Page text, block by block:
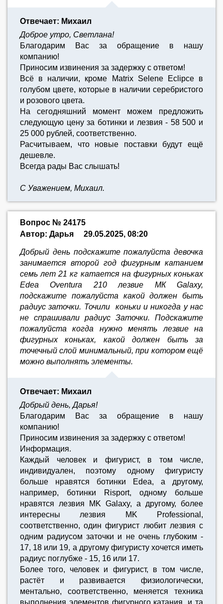
Отвечает: Михаил
Доброе утро, Светлана!
Благодарим Вас за обращение в нашу
компанию!
Приносим извинения за задержку с ответом!
Всё в наличии, кроме Matrix Selene Eclipce в
голубом цвете, которые в наличии серебристого
и розового цвета.
На сегодняшний момент можем предложить
следующую цену за ботинки и лезвия - 58 500 и
25 000 рублей, соответственно.
Расчитываем, что новые поставки будут ещё
дешевле.
Всегда рады Вас слышать!
С Уважением, Михаил.
Вопрос № 24175
Автор: Дарья
29.05.2025, 08:20
Добрый день подскажите пожалуйста девочка
занимается второй год фигурным катанием
семь лет 21 кг катается на фигурных коньках
Edea Oventura 210 лезвие МК Galaxy,
подскажите пожалуйста какой должен быть
радиус заточки. Точили коньки и никогда у нас
не спрашивали радиус Заточки. Подскажите
пожалуйста когда нужно менять лезвие на
фигурных коньках, какой должен быть за
точечный слой минимальный, при котором ещё
можно выполнять элементы.
Отвечает: Михаил
Добрый день, Дарья!
Благодарим Вас за обращение в нашу
компанию!
Приносим извинения за задержку с ответом!
Информация.
Каждый человек и фигурист, в том числе,
индивидуален, поэтому одному фигуристу
больше нравятся ботинки Edea, а другому,
например, ботинки Risport, одному больше
нравятся лезвия MK Galaxy, а другому, более
интересны лезвия MK Professional,
соответственно, один фигурист любит лезвия с
одним радиусом заточки и не очень глубоким -
17, 18 или 19, а другому фигуристу хочется иметь
радиус поглубже - 15, 16 или 17.
Более того, человек и фигурист, в том числе,
растёт и развивается физиологически,
ментально, соответственно, меняется техника
выполнения элементов фигурного катания, и та